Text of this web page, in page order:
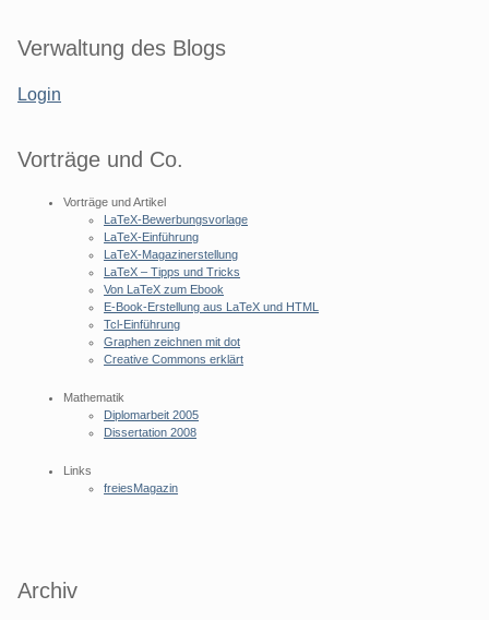
Seitenleiste
Verwaltung des Blogs
Login
Vorträge und Co.
Vorträge und Artikel
LaTeX-Bewerbungsvorlage
LaTeX-Einführung
LaTeX-Magazinerstellung
LaTeX – Tipps und Tricks
Von LaTeX zum Ebook
E-Book-Erstellung aus LaTeX und HTML
Tcl-Einführung
Graphen zeichnen mit dot
Creative Commons erklärt
Mathematik
Diplomarbeit 2005
Dissertation 2008
Links
freiesMagazin
Archiv